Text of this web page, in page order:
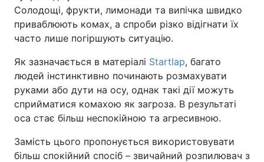
Економіка Світ
Спорт Наука
Зброя Інциденти
Здоров'я Туризм
Цікавинки Погода
Солодощі, фрукти, лимонади та випічка швидко
приваблюють комах, а спроби різко відігнати їх
часто лише погіршують ситуацію.
Як зазначається в матеріалі Startlap, багато
людей інстинктивно починають розмахувати
руками або дути на осу, однак такі дії можуть
сприйматися комахою як загроза. В результаті
оса стає більш неспокійною та агресивною.
Замість цього пропонується використовувати
більш спокійний спосіб – звичайний розпилювач з